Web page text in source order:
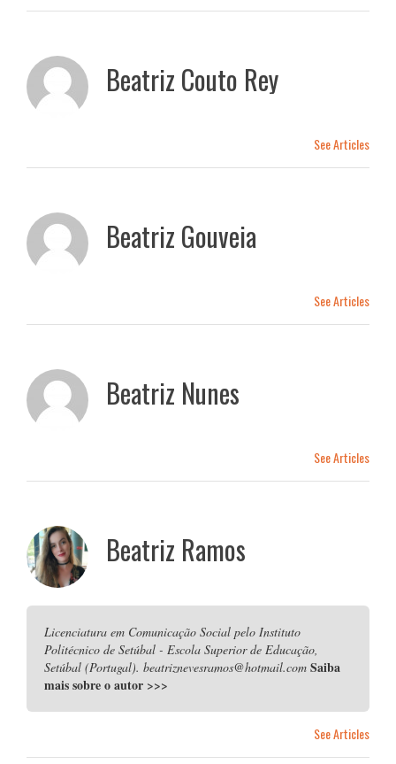
Beatriz Couto Rey
See Articles
Beatriz Gouveia
See Articles
Beatriz Nunes
See Articles
Beatriz Ramos
Licenciatura em Comunicação Social pelo Instituto
Politécnico de Setúbal - Escola Superior de Educação,
Setúbal (Portugal). beatriznevesramos@hotmail.com Saiba
mais sobre o autor >>>
See Articles